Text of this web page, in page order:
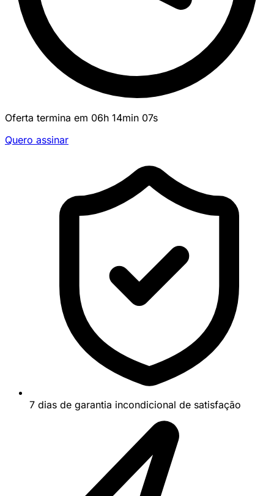
Oferta termina em 06h 14min 07s
Quero assinar
7 dias de garantia incondicional de satisfação